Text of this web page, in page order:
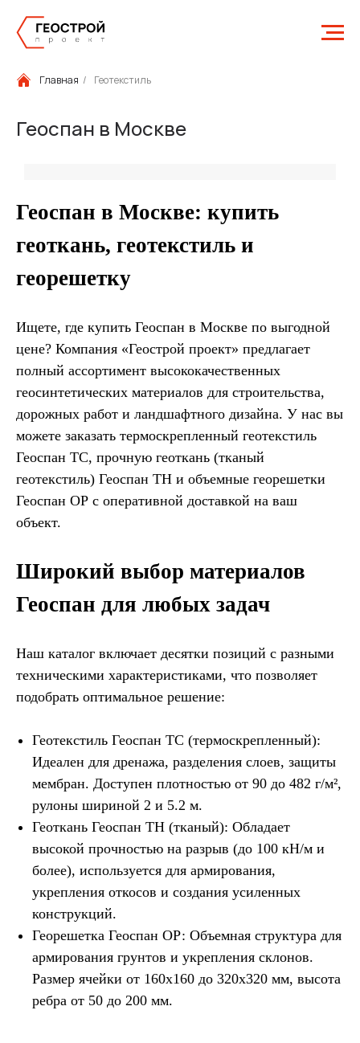
Главная / Геотекстиль
Геоспан в Москве
Геоспан в Москве: купить
геоткань, геотекстиль и
георешетку
Ищете, где купить Геоспан в Москве по выгодной
цене? Компания «Геострой проект» предлагает
полный ассортимент высококачественных
геосинтетических материалов для строительства,
дорожных работ и ландшафтного дизайна. У нас вы
можете заказать термоскрепленный геотекстиль
Геоспан ТС, прочную геоткань (тканый
геотекстиль) Геоспан ТН и объемные георешетки
Геоспан ОР с оперативной доставкой на ваш
объект.
Широкий выбор материалов
Геоспан для любых задач
Наш каталог включает десятки позиций с разными
техническими характеристиками, что позволяет
подобрать оптимальное решение:
Геотекстиль Геоспан ТС (термоскрепленный):
Идеален для дренажа, разделения слоев, защиты
мембран. Доступен плотностью от 90 до 482 г/м²,
рулоны шириной 2 и 5.2 м.
Геоткань Геоспан ТН (тканый): Обладает
высокой прочностью на разрыв (до 100 кН/м и
более), используется для армирования,
укрепления откосов и создания усиленных
конструкций.
Георешетка Геоспан ОР: Объемная структура для
армирования грунтов и укрепления склонов.
Размер ячейки от 160х160 до 320х320 мм, высота
ребра от 50 до 200 мм.